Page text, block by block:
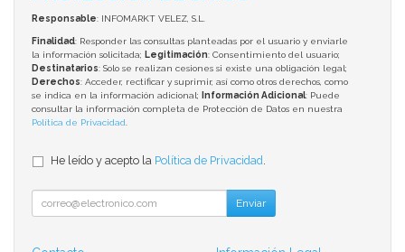
Responsable: INFOMARKT VELEZ, S.L.
Finalidad: Responder las consultas planteadas por el usuario y enviarle
la información solicitada; Legitimación: Consentimiento del usuario;
Destinatarios: Solo se realizan cesiones si existe una obligación legal;
Derechos: Acceder, rectificar y suprimir, así como otros derechos, como
se indica en la información adicional;
Información Adicional: Puede
consultar la información completa de Protección de Datos en nuestra
Política de Privacidad
He leído y acepto la Política de Privacidad.
Enviar